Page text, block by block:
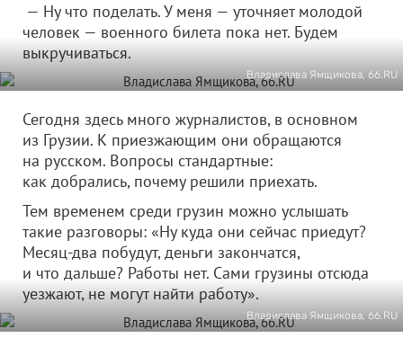
— Ну что поделать. У меня — уточняет молодой
человек — военного билета пока нет. Будем
выкручиваться.
Владислава Ямщикова, 66.RU
Сегодня здесь много журналистов, в основном
из Грузии. К приезжающим они обращаются
на русском. Вопросы стандартные:
как добрались, почему решили приехать.
Тем временем среди грузин можно услышать
такие разговоры: «Ну куда они сейчас приедут?
Месяц-два побудут, деньги закончатся,
и что дальше? Работы нет. Сами грузины отсюда
уезжают, не могут найти работу».
Владислава Ямщикова, 66.RU